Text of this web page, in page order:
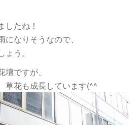
したね！
なりそうなので、
う。
ですが、
草花も成長しています(^^